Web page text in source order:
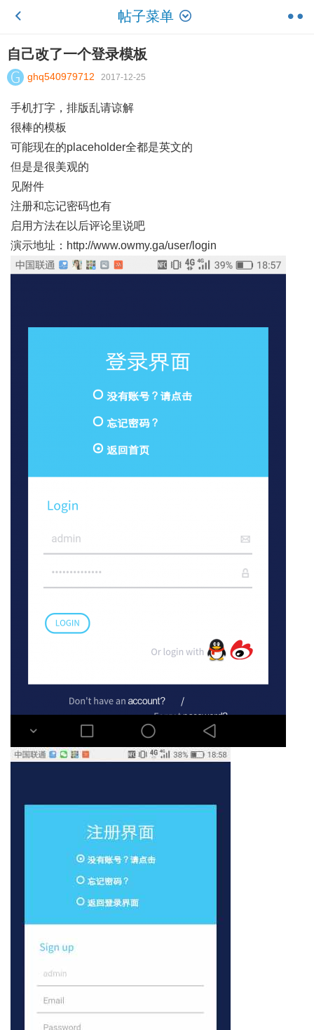
帖子菜单
自己改了一个登录模板
ghq540979712 2017-12-25
手机打字，排版乱请谅解
很棒的模板
可能现在的placeholder全都是英文的
但是是很美观的
见附件
注册和忘记密码也有
启用方法在以后评论里说吧
演示地址：http://www.owmy.ga/user/login